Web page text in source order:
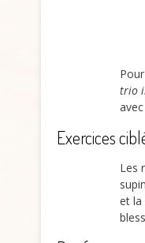
trio
Exercices
Les
et la